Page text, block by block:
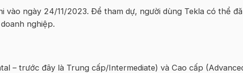
vào ngày 24/11/2023. Để tham dự, người dùng Tekla có thể
nghiệp.
– trước đây là Trung cấp/Intermediate) và Cao cấp